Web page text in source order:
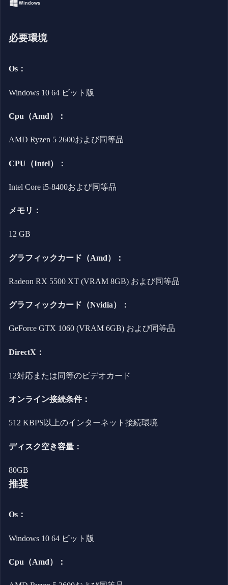
Windows
必要環境
Os：
Windows 10 64 ビット版
Cpu（Amd）：
AMD Ryzen 5 2600および同等品
CPU（Intel）：
Intel Core i5-8400および同等品
メモリ：
12 GB
グラフィックカード（Amd）：
Radeon RX 5500 XT (VRAM 8GB) および同等品
グラフィックカード（Nvidia）：
GeForce GTX 1060 (VRAM 6GB) および同等品
DirectX：
12対応または同等のビデオカード
オンライン接続条件：
512 KBPS以上のインターネット接続環境
ディスク空き容量：
80GB
推奨
Os：
Windows 10 64 ビット版
Cpu（Amd）：